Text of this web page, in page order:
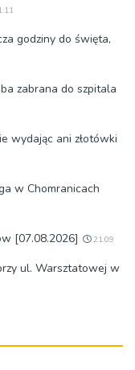
godziny do święta,
zabrana do szpitala
wydając ani złotówki
w Chomranicach
[07.08.2026] 21:09
ul. Warsztatowej w